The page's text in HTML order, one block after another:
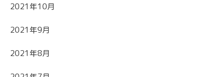
2021年10月
2021年9月
2021年8月